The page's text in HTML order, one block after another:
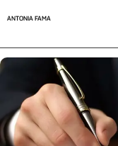
ANTONIA FAMA